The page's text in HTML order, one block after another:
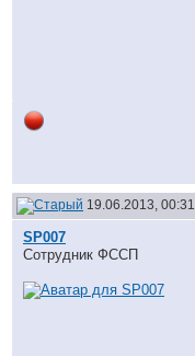
19.06.2013, 00:31
SP007
Сотрудник ФССП